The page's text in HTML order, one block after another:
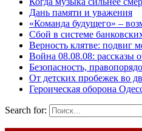
Дань памяти и уважения
«Команда будущего» –
Сбой в системе
Верность клятве: подвиг
Война 08.08.08: рассказы
Безопасность,
От детских пробежек во
Героическая оборона
Search for: